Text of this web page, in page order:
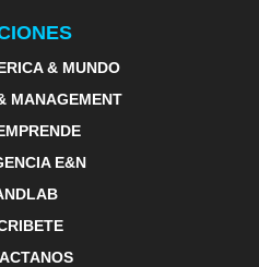
& MUNDO
MANAGEMENT
E&N